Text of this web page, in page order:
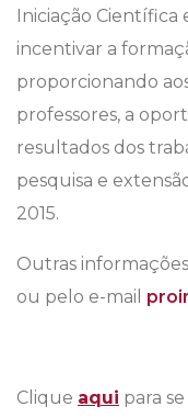
Iniciação
incentivar a
proporcionando
professores, a
resultados dos
pesquisa e
2015.
Outras
ou pelo e-mail
Clique aqui para